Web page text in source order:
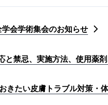
会学術集会のお知らせ
と禁忌、実施方法、使用薬
きたい皮膚トラブル対策・